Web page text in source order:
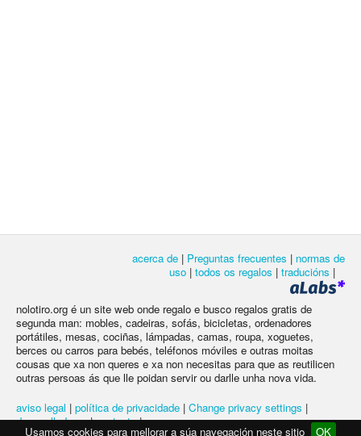
Usamos cookies para mellorar a súa navegación neste sitio OK
acerca de | Preguntas frecuentes | normas de
uso | todos os regalos | traducións |
nolotiro.org é un site web onde regalo e busco regalos gratis de
segunda man: mobles, cadeiras, sofás, bicicletas, ordenadores
portátiles, mesas, cociñas, lámpadas, camas, roupa, xoguetes,
berces ou carros para bebés, teléfonos móviles e outras moitas
cousas que xa non queres e xa non necesitas para que as reutilicen
outras persoas ás que lle poidan servir ou darlle unha nova vida.
aviso legal | política de privacidade | Change privacy settings |
desarrolladores|contacto|